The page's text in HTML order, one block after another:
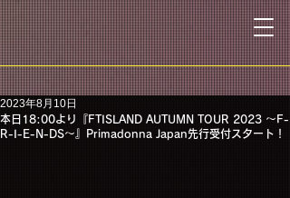
本日18:00より『FTISLAND AUTUMN TOUR 2023 〜F-
R-I-E-N-DS〜』Primadonna Japan先行受付スタート！
2023年8月10日